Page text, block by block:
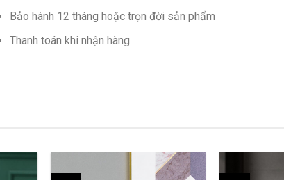
Bảo hành 12 tháng hoặc trọn đời sản phẩm
Thanh toán khi nhận hàng